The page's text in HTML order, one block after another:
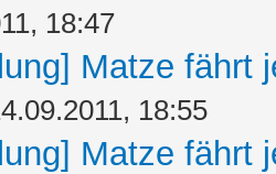
18:47
Matze fährt
18:55
Matze fährt